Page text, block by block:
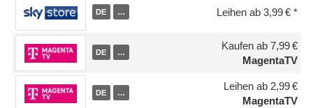
DE … Leihen ab 3,99 €
DE …
Kaufen ab 7,99 €
MagentaTV
DE …
Leihen ab 2,99 €
MagentaTV